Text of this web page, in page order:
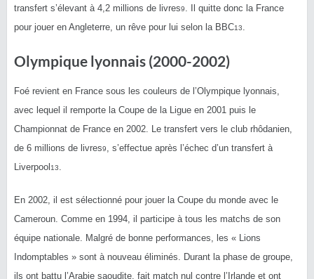
transfert s’élevant à 4,2 millions de livres9
. Il quitte donc la France
pour jouer en Angleterre, un rêve pour lui selon la BBC13
Olympique lyonnais (2000-2002)
Foé revient en France sous les couleurs de l’Olympique lyonnais,
avec lequel il remporte la Coupe de la Ligue en 2001 puis le
Championnat de France en 2002. Le transfert vers le club rhôdanien,
de 6 millions de livres9
, s’effectue après l’échec d’un transfert à
Liverpool 13
En 2002, il est sélectionné pour jouer la Coupe du monde avec le
Cameroun. Comme en 1994, il participe à tous les matchs de son
équipe nationale. Malgré de bonne performances, les « Lions
Indomptables » sont à nouveau éliminés. Durant la phase de groupe,
ils ont battu l’Arabie saoudite, fait match nul contre l’Irlande et ont